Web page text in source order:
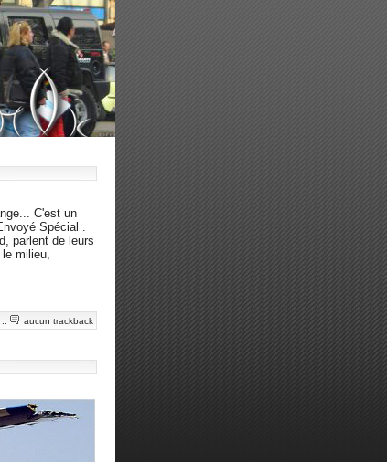
C'est un
Spécial .
parlent de leurs
milieu,
:: aucun trackback